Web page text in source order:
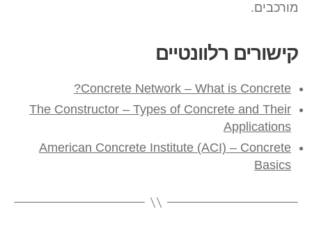
מורכבים.
קישורים רלוונטיים
Concrete Network – What is Concrete?
The Constructor – Types of Concrete and Their
Applications
American Concrete Institute (ACI) – Concrete
Basics